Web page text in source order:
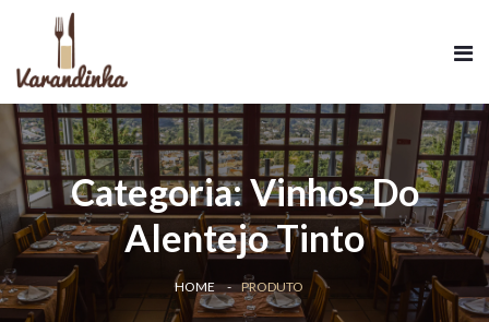
Categoria:Vinhos Do
Alentejo Tinto
HOME PRODUTO